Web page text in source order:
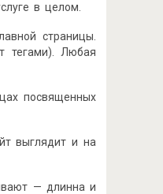
в целом.
страницы.
тегами). Любая
посвященных
выглядит и на
— длинна и